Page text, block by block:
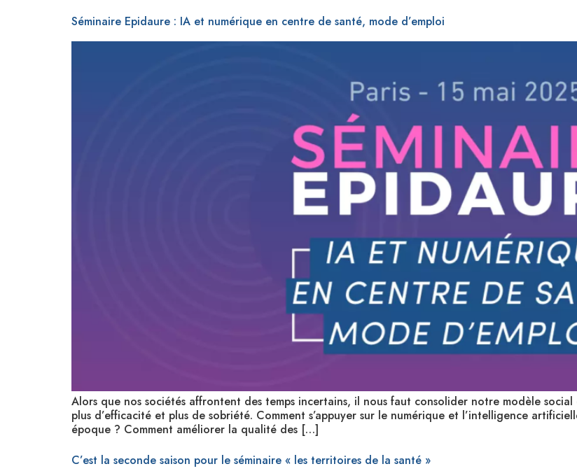
Séminaire Epidaure : IA et numérique en centre de santé, mode d’emploi
Alors que nos sociétés affrontent des temps incertains, il nous faut consolider notre modèle
plus d’efficacité et plus de sobriété. Comment s’appuyer sur le numérique et l’intelligence
époque ? Comment améliorer la qualité des […]
C’est la seconde saison pour le séminaire « les territoires de la santé »